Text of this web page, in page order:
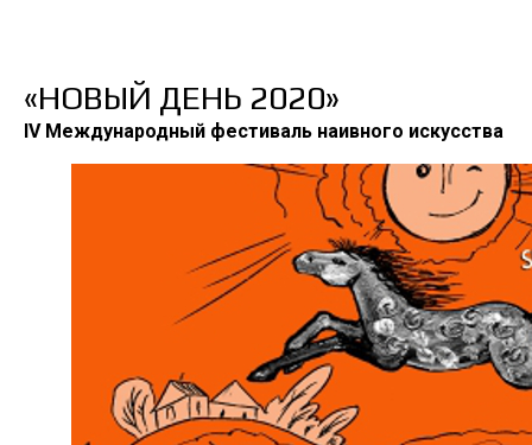
«НОВЫЙ ДЕНЬ 2020»
IV Международный фестиваль наивного искусства